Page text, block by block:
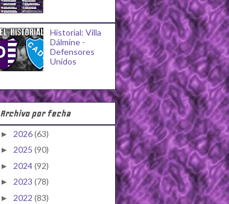
Historial: Villa
Dálmine -
Defensores
Unidos
Archivo por fecha
► 2026(63)
► 2025 (90)
► 2024(92)
► 2023 (78)
► 2022 (83)